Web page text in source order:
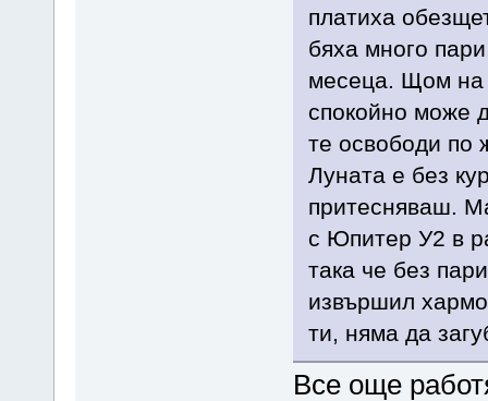
платиха
бяха много
месеца. Щом на
спокойно може
те освободи по
Луната е без
притесняваш.
с Юпитер У2 в
така че без
извършил
ти, няма да
Все още